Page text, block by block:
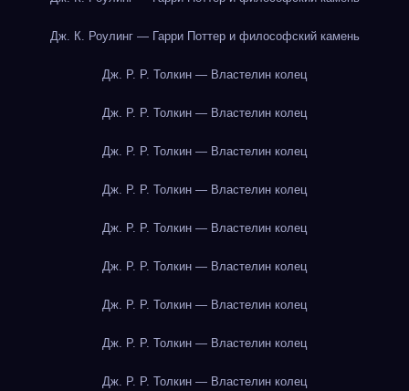
Дж. К. Роулинг — Гарри Поттер и философский камень
Дж. Р. Р. Толкин — Властелин колец
Дж. Р. Р. Толкин — Властелин колец
Дж. Р. Р. Толкин — Властелин колец
Дж. Р. Р. Толкин — Властелин колец
Дж. Р. Р. Толкин — Властелин колец
Дж. Р. Р. Толкин — Властелин колец
Дж. Р. Р. Толкин — Властелин колец
Дж. Р. Р. Толкин — Властелин колец
Дж. Р. Р. Толкин — Властелин колец